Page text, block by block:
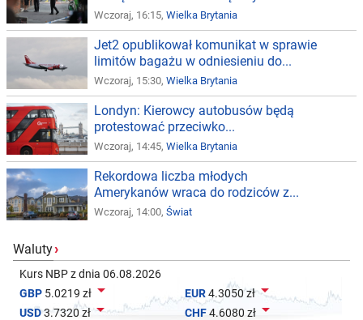
Wczoraj, 16:15, Wielka Brytania
Jet2 opublikował komunikat w sprawie
limitów bagażu w odniesieniu do...
Wczoraj, 15:30, Wielka Brytania
Londyn: Kierowcy autobusów będą
protestować przeciwko...
Wczoraj, 14:45, Wielka Brytania
Rekordowa liczba młodych
Amerykanów wraca do rodziców z...
Wczoraj, 14:00, Świat
Waluty›
Kurs NBP z dnia 06.08.2026
GBP 5.0219 zł  EUR4.3050 zł
USD3.7320 zł CHF4.6080 zł 